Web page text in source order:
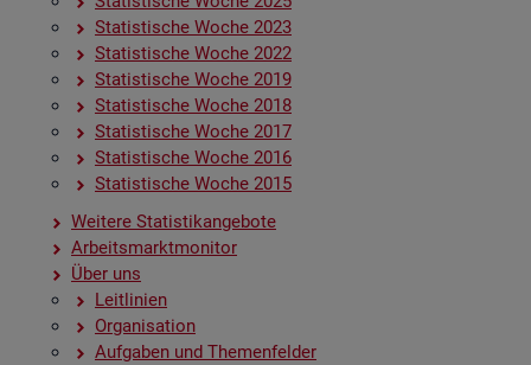
Sta­tis­ti­sche Woche 2023
Sta­tis­ti­sche Woche 2022
Sta­tis­ti­sche Woche 2019
Sta­tis­ti­sche Woche 2018
Sta­tis­ti­sche Woche 2017
Sta­tis­ti­sche Woche 2016
Sta­tis­ti­sche Woche 2015
Wei­te­re Sta­tis­tik­an­ge­bo­te
Ar­beits­markt­mo­ni­tor
Über uns
Leit­li­ni­en
Or­ga­ni­sa­ti­on
Auf­ga­ben und The­men­fel­der